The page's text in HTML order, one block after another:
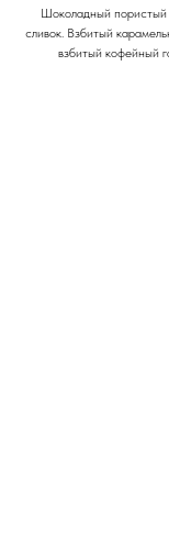
Шоколадный пористый
сливок. Взбитый
взбитый кофейный